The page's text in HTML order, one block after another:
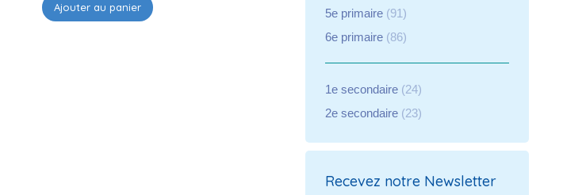
Ajouter au panier
5e primaire (91)
6e primaire (86)
1e secondaire (24)
2e secondaire (23)
Recevez notre Newsletter